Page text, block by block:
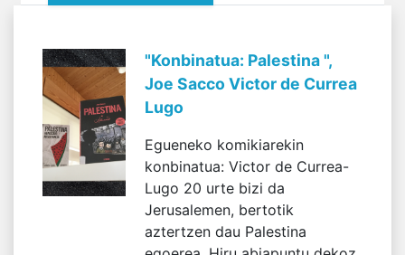
"Konbinatua: Palestina ",
Joe Sacco Victor de Currea
Lugo
Egueneko komikiarekin
konbinatua: Victor de Currea-
Lugo 20 urte bizi da
Jerusalemen, bertotik
aztertzen dau Palestina